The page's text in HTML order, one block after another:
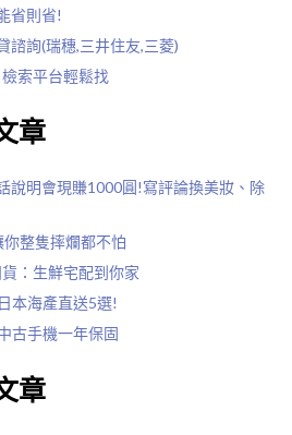
省則省!
諮詢(瑞穗,三井住友,三菱)
索平台輕鬆找
章
說明會現賺1000圓!寫評論換美妝、除
整隻摔爛都不怕
：生鮮宅配到你家
本海產直送5選!
古手機一年保固
章